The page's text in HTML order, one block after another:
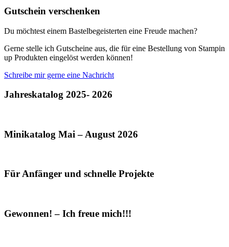
Gutschein verschenken
Du möchtest einem Bastelbegeisterten eine Freude machen?
Gerne stelle ich Gutscheine aus, die für eine Bestellung von Stampin
up Produkten eingelöst werden können!
Schreibe mir gerne eine Nachricht
Jahreskatalog 2025- 2026
Minikatalog Mai – August 2026
Für Anfänger und schnelle Projekte
Gewonnen! – Ich freue mich!!!